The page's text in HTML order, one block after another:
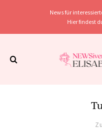
News für
Hier findest